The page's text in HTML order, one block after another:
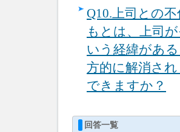
Q10.上司との
もとは、上司
いう経緯があ
方的に解消さ
できますか？
回答一覧